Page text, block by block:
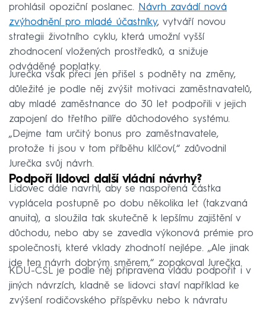
prohlásil opoziční poslanec. Návrh zavádí nová
zvýhodnění pro mladé účastníky, vytváří novou
strategii životního cyklu, která umožní vyšší
zhodnocení vložených prostředků, a snižuje
odváděné poplatky.
Jurečka však přeci jen přišel s podněty na změny,
důležité je podle něj zvýšit motivaci zaměstnavatelů,
aby mladé zaměstnance do 30 let podpořili v jejich
zapojení do třetího pilíře důchodového systému.
„Dejme tam určitý bonus pro zaměstnavatele,
protože ti jsou v tom příběhu klíčoví,“ zdůvodnil
Jurečka svůj návrh.
Podpoří lidovci další vládní návrhy?
Lidovec dále navrhl, aby se naspořená částka
vyplácela postupně po dobu několika let (takzvaná
anuita), a sloužila tak skutečně k lepšímu zajištění v
důchodu, nebo aby se zavedla výkonová prémie pro
společnosti, které vklady zhodnotí nejlépe. „Ale jinak
jde ten návrh dobrým směrem,“ zopakoval Jurečka.
KDU-ČSL je podle něj připravena vládu podpořit i v
jiných návrzích, kladně se lidovci staví například ke
zvýšení rodičovského příspěvku nebo k návratu